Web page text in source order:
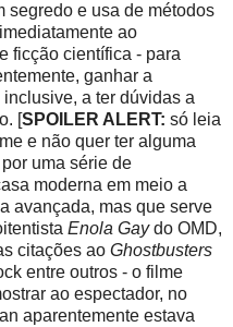
segredo e usa de métodos
ao
ficção científica - para
ganhar a
a ter dúvidas a
[SPOILER ALERT: só leia
e não quer ter alguma
uma série de
moderna em meio a
avançada, mas que serve
Enola Gaydo OMD,
citações ao Ghostbusters
entre outros - o filme
ao espectador, no
aparentemente estava